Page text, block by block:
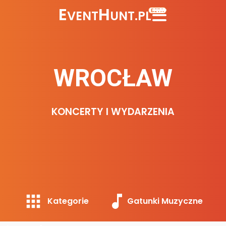
EVENTHUNT.PLBETA
WROCŁAW
KONCERTY I WYDARZENIA
Kategorie Gatunki Muzyczne